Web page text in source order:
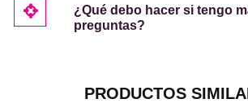
¿Qué debo hacer si tengo
preguntas?
PRODUCTOS